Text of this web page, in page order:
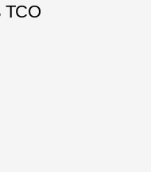
TCO